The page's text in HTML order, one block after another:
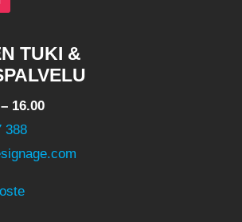
TUKI &
16.00
388